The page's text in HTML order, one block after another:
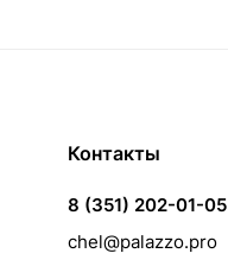
Контакты
8 (351) 202-01-05
chel@palazzo.pro